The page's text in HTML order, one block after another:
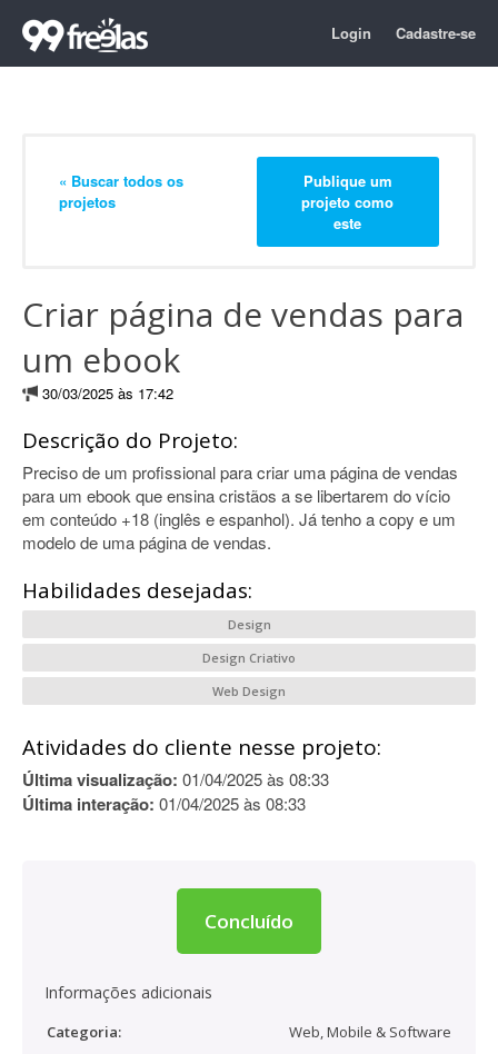
Login Cadastre-se
« Buscar todos os
projetos
Publique um
projeto como
este
Criar página de vendas para
um ebook
30/03/2025 às 17:42
Descrição do Projeto:
Preciso de um profissional para criar uma página de vendas
para um ebook que ensina cristãos a se libertarem do vício
em conteúdo +18 (inglês e espanhol). Já tenho a copy e um
modelo de uma página de vendas.
Habilidades desejadas:
Design
Design Criativo
Web Design
Atividades do cliente nesse projeto:
Última visualização: 01/04/2025 às 08:33
Última interação: 01/04/2025 às 08:33
Concluído
Informações adicionais
Categoria:
Web, Mobile & Software